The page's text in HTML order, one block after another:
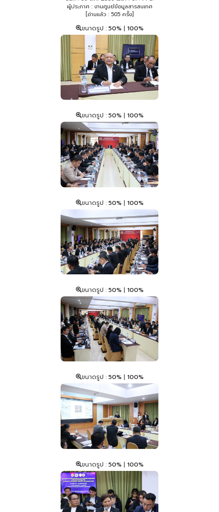
ผู้ประกาศ : งานศูนย์ข้อมูลสารสนเทศ
[อ่านแล้ว : 505 ครั้ง]
ขนาดรูป : 50% | 100%
ขนาดรูป : 50% | 100%
ขนาดรูป : 50% | 100%
ขนาดรูป : 50% | 100%
ขนาดรูป : 50% | 100%
ขนาดรูป : 50% | 100%